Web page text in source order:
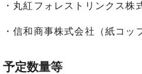
・丸紅フォレストリンクス株
・信和商事株式会社（紙コッ
予定数量等